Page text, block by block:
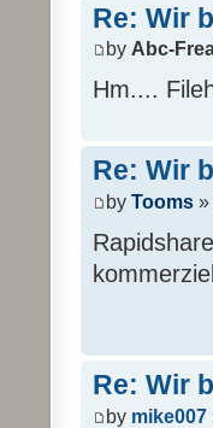
Re: Wir
by Abc-
Hm....
Re: Wir
by Tooms »
Re: Wir
by mike007